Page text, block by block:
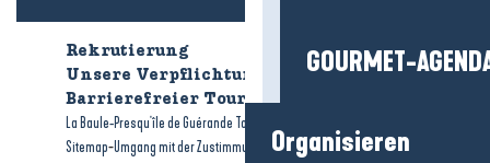
GOURMET-
Organisieren
Rekrutierung
Wer sind wir?
Unsere Verpflichtungen
Barrierefreier Tourismus
La Baule-Presqu'île de Guérande Tourismus
Sitemap-Umgang mit der Zustimmung